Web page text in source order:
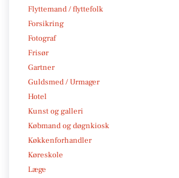
Flyttemand / flyttefolk
Forsikring
Fotograf
Frisør
Gartner
Guldsmed / Urmager
Hotel
Kunst og galleri
Købmand og døgnkiosk
Køkkenforhandler
Køreskole
Læge